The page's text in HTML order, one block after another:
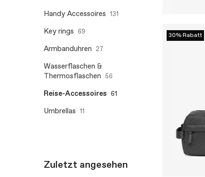
Handy Accessoires 131
Key rings 69
Armbanduhren 27
Wasserflaschen &
Thermosflaschen 56
Reise-Accessoires 61
Umbrellas 11
Zuletzt angesehen
30% Rabatt